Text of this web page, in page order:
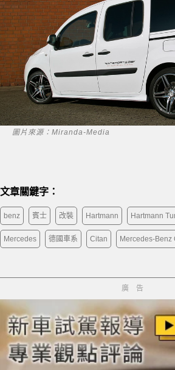
圖片來源：Miranda-Media
文章關鍵字：
benz 賓士 改裝 Hartmann Hartmann
Mercedes 德國車系 Citan Mercedes-Benz
廣告